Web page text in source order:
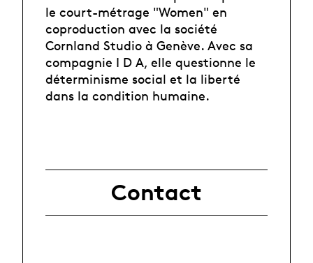
le court-métrage "Women" en
coproduction avec la société
Cornland Studio à Genève. Avec sa
compagnie I D A, elle questionne le
déterminisme social et la liberté
dans la condition humaine.
Contact